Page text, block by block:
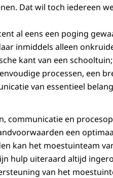
Dat wil toch iedereen
al eens een poging
inmiddels alleen
kant van een
processen, een
van essentieel
communicatie en
een
kan het moestuinteam
hulp uiteraard altijd
van het